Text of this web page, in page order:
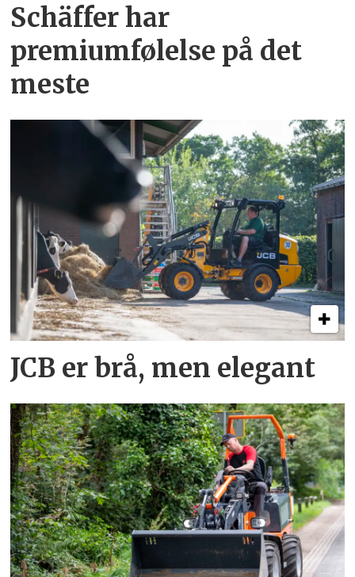
Schäffer har
premiumfølelse på det
meste
JCB er brå, men elegant